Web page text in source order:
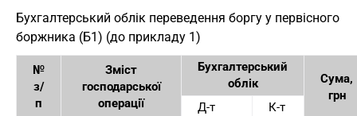
Бухгалтерський облік переведення боргу у первісного
боржника (Б1) (до прикладу 1)
№
з/
п
Зміст
господарської
операції
Бухгалтерський
облік
Сума,
грн
Д-т
К-т